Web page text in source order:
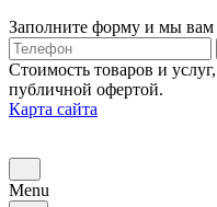
Заполните форму и мы вам
Телефон
Стоимость товаров и
публичной офертой.
Карта сайта
Menu